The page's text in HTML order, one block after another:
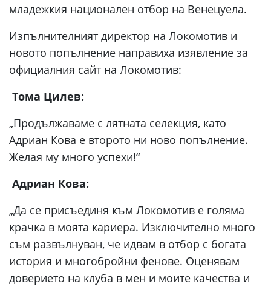
младежкия национален отбор на Венецуела.
Изпълнителният директор на Локомотив и
новото попълнение направиха изявление за
официалния сайт на Локомотив:
Тома Цилев:
„Продължаваме с лятната селекция, като
Адриан Кова е второто ни ново попълнение.
Желая му много успехи!“
Адриан Кова:
„Да се присъединя към Локомотив е голяма
крачка в моята кариера. Изключително много
съм развълнуван, че идвам в отбор с богата
история и многобройни фенове. Оценявам
доверието на клуба в мен и моите качества и